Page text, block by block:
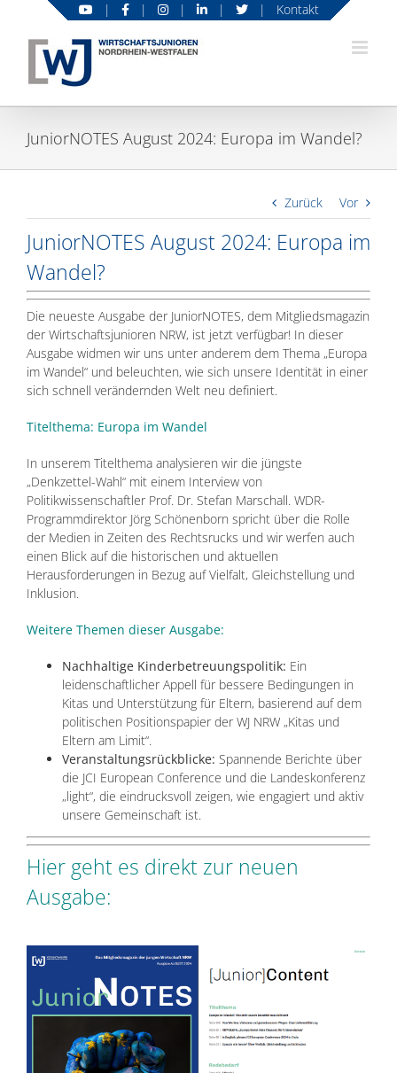
springen
| | | | | Kontakt
JuniorNOTES August 2024: Europa im Wandel?
Zurück Vor
JuniorNOTES August 2024: Europa im
Wandel?
Die neueste Ausgabe der JuniorNOTES, dem Mitgliedsmagazin
der Wirtschaftsjunioren NRW, ist jetzt verfügbar! In dieser
Ausgabe widmen wir uns unter anderem dem Thema „Europa
im Wandel“ und beleuchten, wie sich unsere Identität in einer
sich schnell verändernden Welt neu definiert.
Titelthema: Europa im Wandel
In unserem Titelthema analysieren wir die jüngste
„Denkzettel-Wahl“ mit einem Interview von
Politikwissenschaftler Prof. Dr. Stefan Marschall. WDR-
Programmdirektor Jörg Schönenborn spricht über die Rolle
der Medien in Zeiten des Rechtsrucks und wir werfen auch
einen Blick auf die historischen und aktuellen
Herausforderungen in Bezug auf Vielfalt, Gleichstellung und
Inklusion.
Weitere Themen dieser Ausgabe:
Nachhaltige Kinderbetreuungspolitik: Ein
leidenschaftlicher Appell für bessere Bedingungen in
Kitas und Unterstützung für Eltern, basierend auf dem
politischen Positionspapier der WJ NRW „Kitas und
Eltern am Limit“.
Veranstaltungsrückblicke: Spannende Berichte über
die JCI European Conference und die Landeskonferenz
„light“, die eindrucksvoll zeigen, wie engagiert und aktiv
unsere Gemeinschaft ist.
Hier geht es direkt zur neuen
Ausgabe: